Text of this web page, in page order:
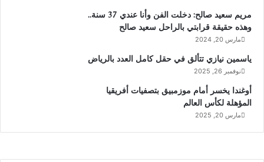
مريم سعيد صالح: دخلت الفن وأنا عندي 37 سنة..
وهذه حقيقة قرابتي بالراحل سعيد صالح
مارس 20, 2024
ياسمين نيازي تتألق في حقل كامل العدد بالرياض
نوفمبر 26, 2025
أوغندا يخسر أمام موزمبيق بتصفيات أفريقيا
المؤهلة لكأس العالم
مارس 20, 2025